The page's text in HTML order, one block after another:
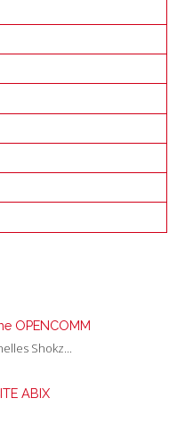
OPENCOMM
Shokz...
ABIX